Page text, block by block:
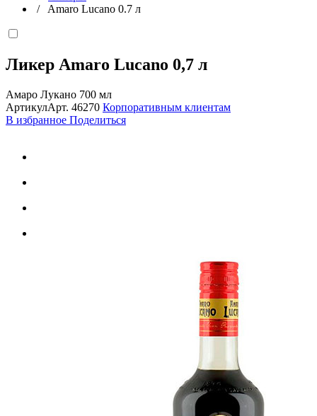
/ Amaro Lucano 0.7 л
Ликер Amaro Lucano 0,7 л
Амаро Лукано 700 мл
АртикулАрт. 46270 Корпоративным клиентам
В избранное Поделиться